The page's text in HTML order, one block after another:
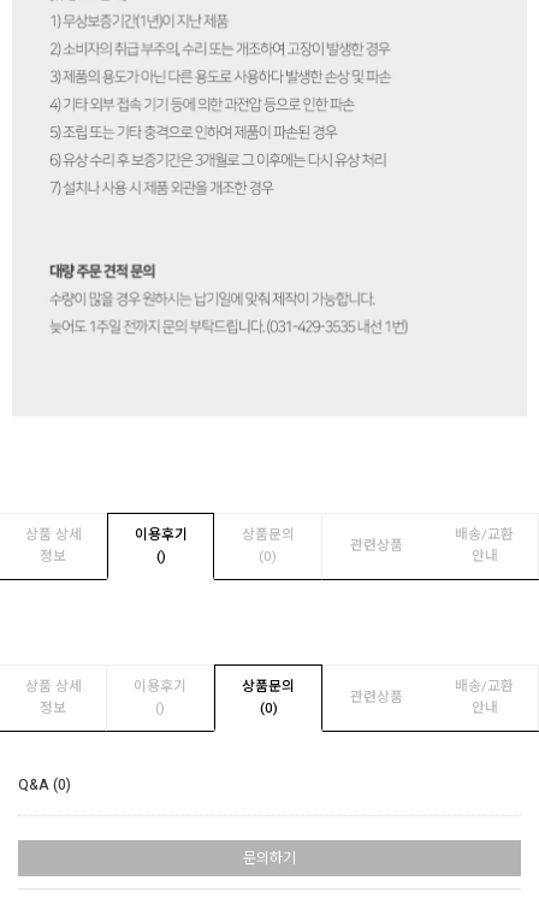
상품 상세
정보
이용후기
()
상품문의
(0)
관련상품
배송/교환
안내
상품 상세
정보
이용후기
()
상품문의
(0)
관련상품
배송/교환
안내
Q&A (0)
문의하기